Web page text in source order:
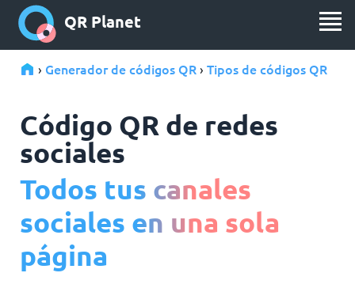
QR Planet
› Generador de códigos QR › Tipos de códigos QR
Código QR de redes
sociales
Todos tus canales
sociales en una sola
página